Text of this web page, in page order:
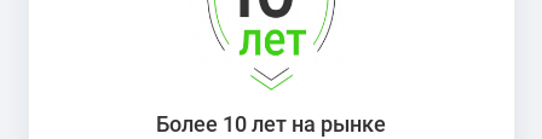
Более 10 лет на рынке